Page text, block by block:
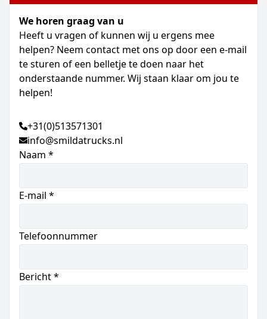
We horen graag van u
Heeft u vragen of kunnen wij u ergens mee
helpen? Neem contact met ons op door een e-mail
te sturen of een belletje te doen naar het
onderstaande nummer. Wij staan klaar om jou te
helpen!
+31(0)513571301
info@smildatrucks.nl
Naam *
E-mail *
Telefoonnummer
Bericht *